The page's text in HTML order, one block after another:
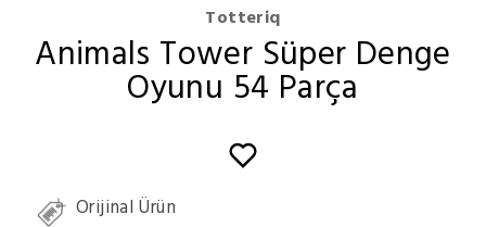
Totteriq
Animals Tower Süper Denge
Oyunu 54 Parça
Orijinal Ürün